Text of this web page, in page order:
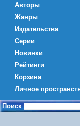
Авторы
Жанры
Издательства
Серии
Новинки
Рейтинги
Корзина
Личное
Поиск